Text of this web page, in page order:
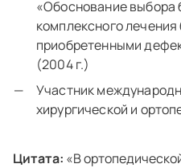
«Обоснование выбора
комплексного
приобретенными
(2004 г.)
Участник
хирургической и
Цитата: «В